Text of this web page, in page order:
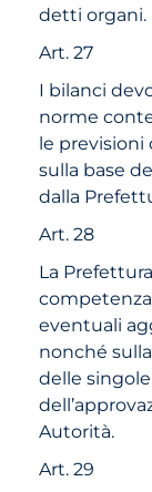
detti organi.
Art. 27
I bilanci
norme
le previsioni
sulla base
dalla
Art. 28
La
eventuali
nonché
delle
Autorità.
Art. 29